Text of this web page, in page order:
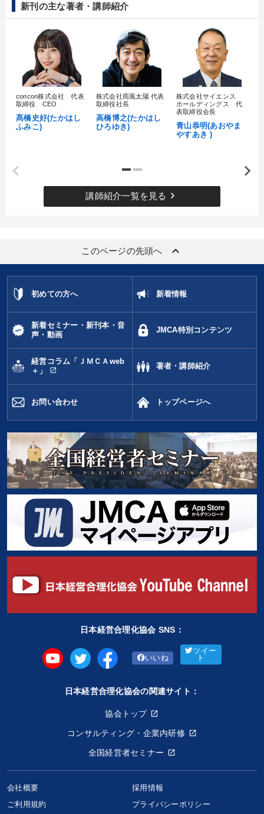
新刊の主な著者・講師紹介
concon株式会社 代表
取締役 CEO
髙橋史好(たかはし
ふみこ)
株式会社雨風太陽 代表
取締役社長
高橋博之(たかはし
ひろゆき)
株式会社サイエンス
ホールディングス 代
表取締役会長
青山恭明(あおやま
やすあき )
講師紹介一覧を見る keyboard_arrow_right
このページの先頭へ keyboard_arrow_up
初めての方へ 新着情報
新着セミナー・新刊本・音
声・動画
JMCA特別コンテンツ
経営コラム「ＪＭＣＡweb
＋」
open_in_new
著者・講師紹介
お問い合わせ トップページへ
日本経営合理化協会 SNS：
いいね
ツイー
ト
日本経営合理化協会の関連サイト：
協会トップ
コンサルティング・企業内研修
全国経営者セミナー
会社概要
採用情報
ご利用規約
プライバシーポリシー